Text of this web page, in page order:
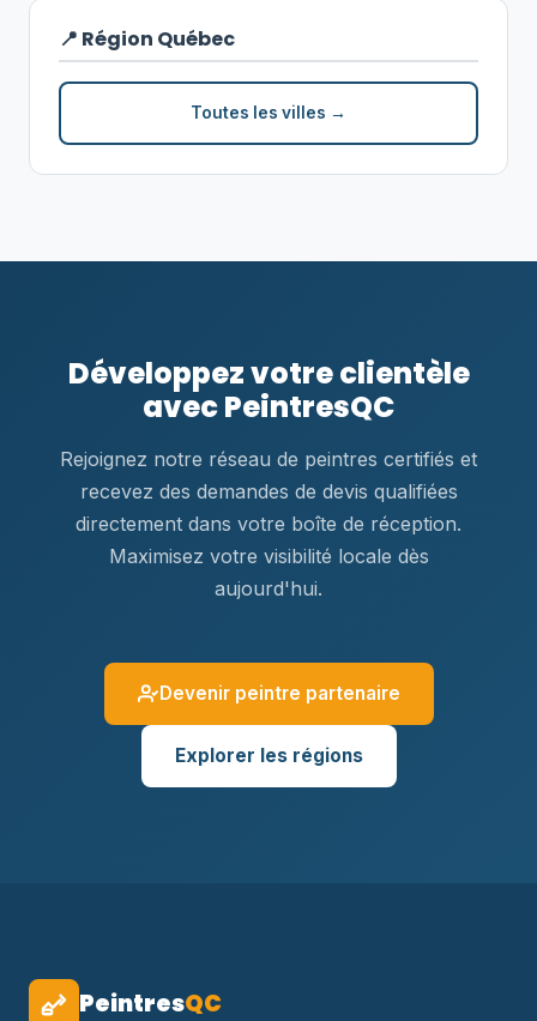
📍 Région Québec
Toutes les villes →
Développez votre clientèle
avec PeintresQC
Rejoignez notre réseau de peintres certifiés et
recevez des demandes de devis qualifiées
directement dans votre boîte de réception.
Maximisez votre visibilité locale dès
aujourd'hui.
Devenir peintre partenaire
Explorer les régions
PeintresQC